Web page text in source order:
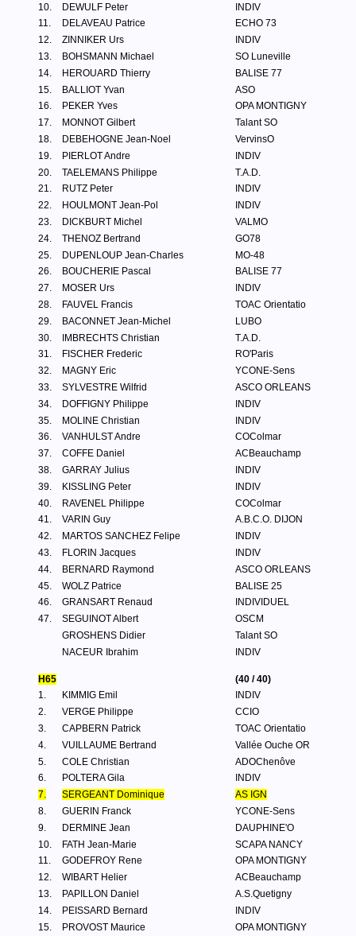
10. DEWULF Peter
INDIV
11.
DELAVEAU Patrice
ECHO 73
12.
ZINNIKER Urs
INDIV
13.
BOHSMANN Michael
SO Luneville
14.
HEROUARD Thierry
BALISE 77
15.
BALLIOT Yvan
ASO
16.
PEKER Yves
OPA MONTIGNY
17.
MONNOT Gilbert
Talant SO
18.
DEBEHOGNE Jean-Noel
VervinsO
19.
PIERLOT Andre
INDIV
20.
TAELEMANS Philippe
T.A.D.
21.
RUTZ Peter
INDIV
22.
HOULMONT Jean-Pol
INDIV
23.
DICKBURT Michel
VALMO
24.
THENOZ Bertrand
GO78
25.
DUPENLOUP Jean-Charles
MO-48
26.
BOUCHERIE Pascal
BALISE 77
27.
MOSER Urs
INDIV
28.
FAUVEL Francis
TOAC Orientatio
29.
BACONNET Jean-Michel
LUBO
30.
IMBRECHTS Christian
T.A.D.
31.
FISCHER Frederic
RO'Paris
32.
MAGNY Eric
YCONE-Sens
33.
SYLVESTRE Wilfrid
ASCO ORLEANS
34.
DOFFIGNY Philippe
INDIV
35.
MOLINE Christian
INDIV
36.
VANHULST Andre
COColmar
37.
COFFE Daniel
ACBeauchamp
38.
GARRAY Julius
INDIV
39.
KISSLING Peter
INDIV
40.
RAVENEL Philippe
COColmar
41.
VARIN Guy
A.B.C.O. DIJON
42.
MARTOS SANCHEZ Felipe
INDIV
43.
FLORIN Jacques
INDIV
44.
BERNARD Raymond
ASCO ORLEANS
45.
WOLZ Patrice
BALISE 25
46.
GRANSART Renaud
INDIVIDUEL
47.
SEGUINOT Albert
OSCM
GROSHENS Didier
Talant SO
NACEUR Ibrahim
INDIV
H65
(40 / 40)
1.
KIMMIG Emil
INDIV
2.
VERGE Philippe
CCIO
3.
CAPBERN Patrick
TOAC Orientatio
4.
VUILLAUME Bertrand
Vallée Ouche OR
5.
COLE Christian
ADOChenôve
6.
POLTERA Gila
INDIV
7.
SERGEANT Dominique
AS IGN
8.
GUERIN Franck
YCONE-Sens
9.
DERMINE Jean
DAUPHINE'O
10.
FATH Jean-Marie
SCAPA NANCY
11.
GODEFROY Rene
OPA MONTIGNY
12.
WIBART Helier
ACBeauchamp
13.
PAPILLON Daniel
A.S.Quetigny
14.
PEISSARD Bernard
INDIV
15.
PROVOST Maurice
OPA MONTIGNY